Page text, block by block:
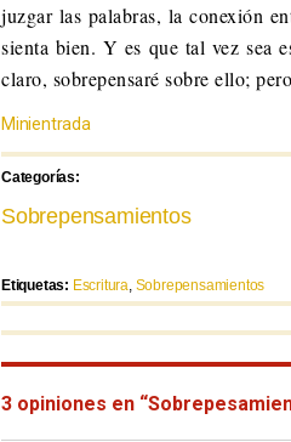
juzgar las palabras, la conexión
sienta bien. Y es que tal vez sea
claro, sobrepensaré sobre ello;
Formato
Minientrada
Categorías:
Sobrepensamientos
Etiquetas: Etiquetas
Escritura Sobrepensamientos
Navegación
de
Siguiente
post:
Anterior
post:
3 opiniones en